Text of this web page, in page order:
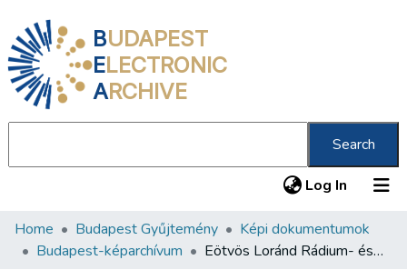
BUDAPEST
ELECTRONIC
ARCHIVE
Search
Log In (current)
Communities & Collections
Home Budapest Gyűjtemény
Képi dokumentumok
Budapest-képarchívum
Eötvös Loránd Rádium- és Röntgenintézet